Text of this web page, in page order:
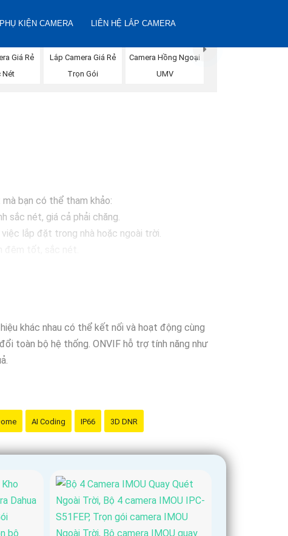
PHỤ KIỆN CAMERA LIÊN HỆ LẮP CAMERA
Giá Rẻ
Nét
Lắp Camera Giá Rẻ
Trọn Gói
Camera Hồng Ngoại
UMV
bạn có thể tham khảo:
sắc nét, giá cả phải chăng.
lắp đặt trong nhà hoặc ngoài trời.
khác nhau có thể kết nối và hoạt động cùng
toàn bộ hệ thống. ONVIF hỗ trợ tính năng như
AI Coding IP66 3D DNR